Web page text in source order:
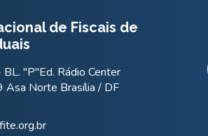
de Fiscais de
"P"Ed. Rádio Center
Norte Brasília / DF